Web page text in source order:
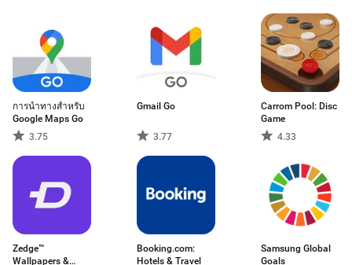
การนำทางสำหรับ
Google Maps Go
3.75
Gmail Go
3.77
Carrom Pool: Disc
Game
4.33
Zedge™
Wallpapers &
Booking.com:
Hotels & Travel
Samsung Global
Goals